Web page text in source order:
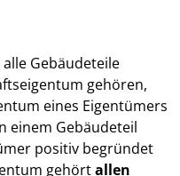
Gebäudeteile
gehören,
eines Eigentümers
einem Gebäudeteil
positiv begründet
gehörtallen